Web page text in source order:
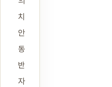
치
안
동
반
자